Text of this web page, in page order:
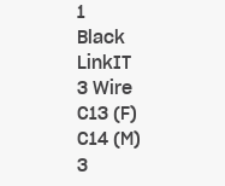
1
Black
LinkIT
3 Wire
C13 (F)
C14 (M)
3